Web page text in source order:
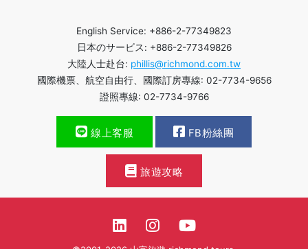
English Service: +886-2-77349823
日本のサービス: +886-2-77349826
大陸人士赴台: phillis@richmond.com.tw
國際機票、航空自由行、國際訂房專線: 02-7734-9656
證照專線: 02-7734-9766
線上客服 FB粉絲團
旅遊攻略